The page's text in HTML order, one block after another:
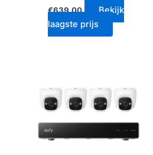
€639.00
Bekijk
laagste prijs